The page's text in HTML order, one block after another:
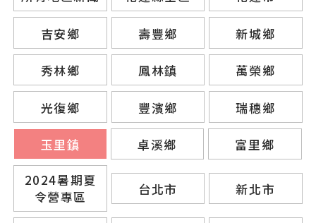
吉安鄉 壽豐鄉 新城鄉
秀林鄉 鳳林鎮 萬榮鄉
光復鄉 豐濱鄉 瑞穗鄉
玉里鎮 卓溪鄉
富里鄉
2024暑期夏
令營專區
台北市 新北市